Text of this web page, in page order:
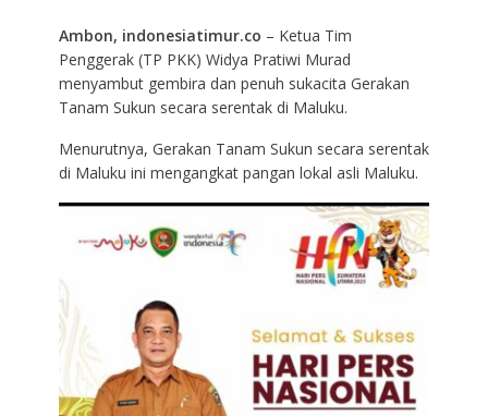
Ambon, indonesiatimur.co – Ketua Tim
Penggerak (TP PKK) Widya Pratiwi Murad
menyambut gembira dan penuh sukacita Gerakan
Tanam Sukun secara serentak di Maluku.
Menurutnya, Gerakan Tanam Sukun secara serentak
di Maluku ini mengangkat pangan lokal asli Maluku.